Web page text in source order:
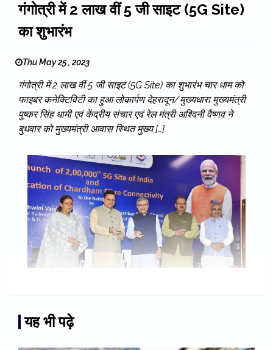
गंगोत्री में 2 लाख वीं 5 जी साइट (5G Site)
का शुभारंभ
Thu May 25 , 2023
गंगोत्री में 2 लाख वीं 5 जी साइट (5G Site) का शुभारंभ चार धाम को
फाइबर कनेक्टिविटी का हुआ लोकार्पण देहरादून/मुख्यधारा मुख्यमंत्री
पुष्कर सिंह धामी एवं केंद्रीय संचार एवं रेल मंत्री अश्विनी वैष्णव ने
बुधवार को मुख्यमंत्री आवास स्थित मुख्य […]
यह भी पढ़े